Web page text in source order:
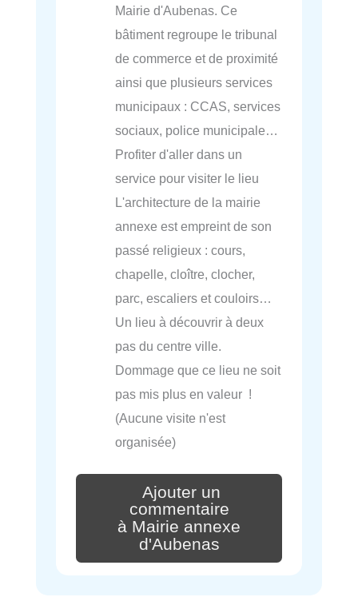
Mairie d'Aubenas. Ce
bâtiment regroupe le tribunal
de commerce et de proximité
ainsi que plusieurs services
municipaux : CCAS, services
sociaux, police municipale…
Profiter d'aller dans un
service pour visiter le lieu
L'architecture de la mairie
annexe est empreint de son
passé religieux : cours,
chapelle, cloître, clocher,
parc, escaliers et couloirs…
Un lieu à découvrir à deux
pas du centre ville.
Dommage que ce lieu ne soit
pas mis plus en valeur !
(Aucune visite n'est
organisée)
Ajouter un
commentaire
à Mairie annexe
d'Aubenas